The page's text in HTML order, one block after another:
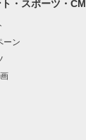
・スポーツ・CM
ーン